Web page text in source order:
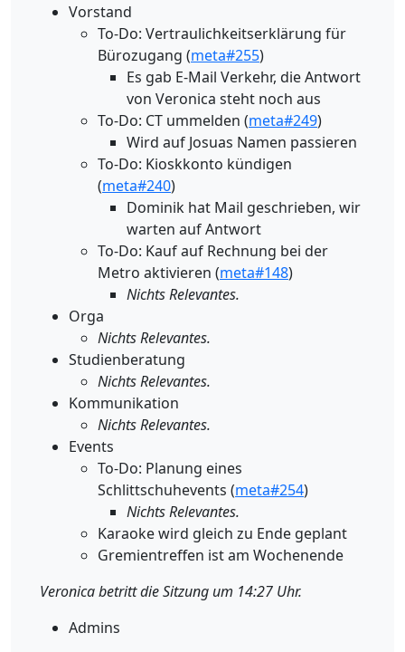
Vorstand
To-Do: Vertraulichkeitserklärung für
Bürozugang (meta#255)
Es gab E-Mail Verkehr, die Antwort
von Veronica steht noch aus
To-Do: CT ummelden (meta#249)
Wird auf Josuas Namen passieren
To-Do: Kioskkonto kündigen
(meta#240)
Dominik hat Mail geschrieben, wir
warten auf Antwort
To-Do: Kauf auf Rechnung bei der
Metro aktivieren (meta#148)
Nichts Relevantes.
Orga
Nichts Relevantes.
Studienberatung
Nichts Relevantes.
Kommunikation
Nichts Relevantes.
Events
To-Do: Planung eines
Schlittschuhevents (meta#254)
Nichts Relevantes.
Karaoke wird gleich zu Ende geplant
Gremientreffen ist am Wochenende
Veronica betritt die Sitzung um 14:27 Uhr.
Admins